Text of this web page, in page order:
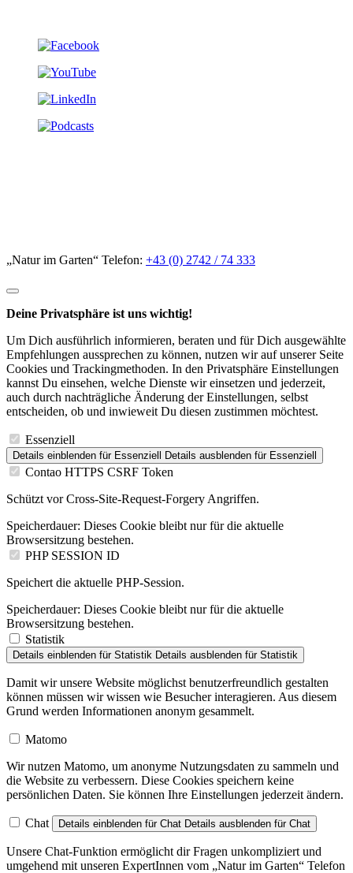
Empfehlungen aussprechen zu können, nutzen wir auf unserer Seite
Cookies und Trackingmethoden. In den Privatsphäre Einstellungen
kannst Du einsehen, welche Dienste wir einsetzen und jederzeit,
auch durch nachträgliche Änderung der Einstellungen, selbst
entscheiden, ob und inwieweit Du diesen zustimmen möchtest.
Details einblenden
Contao HTTPS CSRF Token
Browsersitzung bestehen.
PHP SESSION ID
Browsersitzung bestehen.
Statistik
Details einblenden
Damit wir unsere Website möglichst benutzerfreundlich gestalten
können müssen wir wissen wie Besucher interagieren. Aus diesem
Grund werden Informationen anonym gesammelt.
die Website zu verbessern. Diese Cookies speichern keine
persönlichen Daten. Sie können Ihre Einstellungen jederzeit ändern.
Unsere Chat-Funktion ermöglicht dir Fragen unkompliziert und
umgehend mit unseren ExpertInnen vom „Natur im Garten“ Telefon
zu klären.